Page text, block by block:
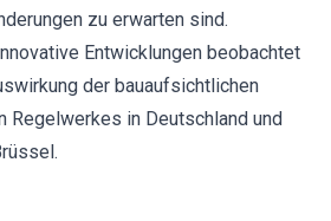
zu erwarten sind.
Entwicklungen beobachtet
der bauaufsichtlichen
Regelwerkes in Deutschland und